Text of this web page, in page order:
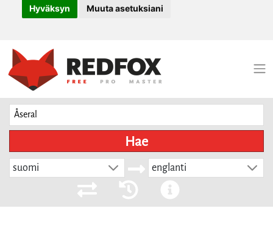
Hyväksyn Muuta asetuksiani
Hae
suomi englanti